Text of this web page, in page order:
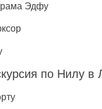
Эдфу
по Нилу в